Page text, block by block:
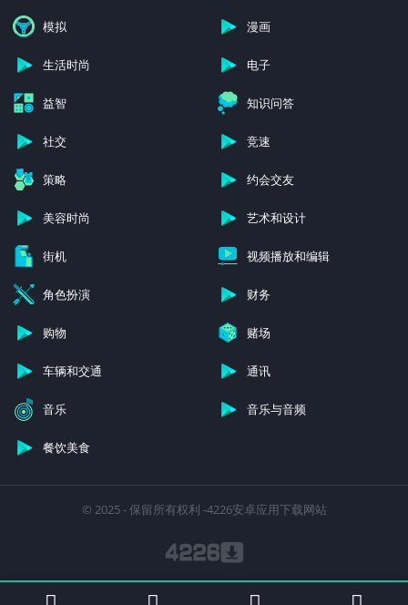
模拟 漫画
生活时尚 电子
益智 知识问答
社交 竞速
策略 约会交友
美容时尚 艺术和设计
街机 视频播放和编辑
角色扮演 财务
购物 赌场
车辆和交通 通讯
音乐 音乐与音频
餐饮美食
© 2025 - 保留所有权利 -4226安卓应用下载网站